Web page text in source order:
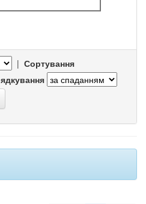
| Сортування